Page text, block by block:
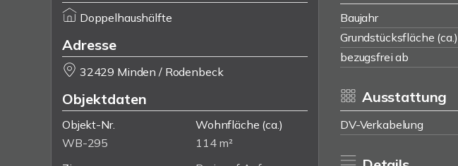
Doppelhaushälfte
Adresse
32429 Minden / Rodenbeck
Objektdaten
Objekt-Nr.
WB-295
Wohnfläche (ca.)
114 m²
Baujahr
Grundstücksfläche (ca.)
bezugsfrei ab
Ausstattung
DV-Verkabelung